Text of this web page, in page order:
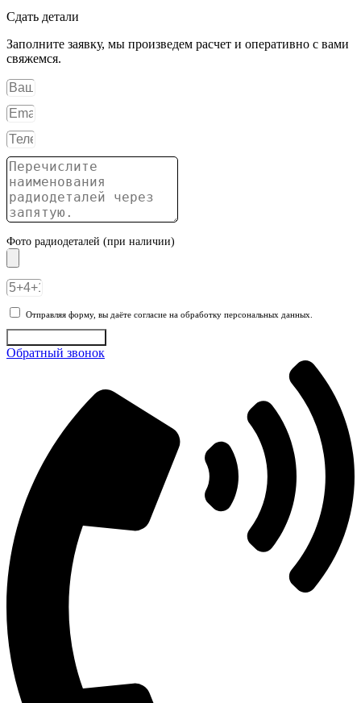
Сдать детали
Заполните заявку, мы произведем расчет и оперативно с вами
свяжемся.
Фото радиодеталей (при наличии)
Отправляя форму, вы даёте согласие на обработку персональных данных.
Обратный звонок